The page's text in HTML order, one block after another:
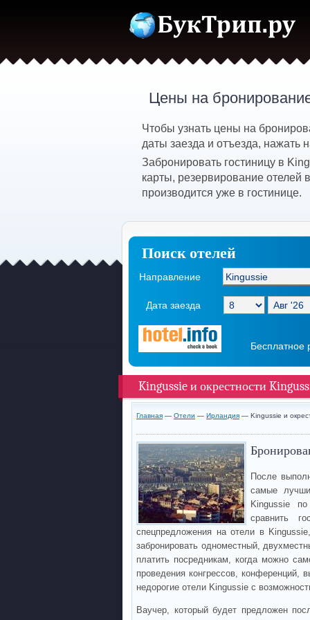
Цены на
Чтобы узнать цены на
даты заезда и отъезда, нажать
Забронировать гостиницу в
карты, резервирование отелей
производится уже в гостинице.
Поиск отелей
Направление
Дата заезда
Бесплатное
Kingussie и окрестности
Главная — Отели — Ирландия — Kingussie и
После
самые
Kingussie
сравнить
спецпредложения на отели в
забронировать одноместный,
платить посредникам, когда можно
проведения конгрессов, конференций,
недорогие отели Kingussie с
Ваучер, который будет предложен